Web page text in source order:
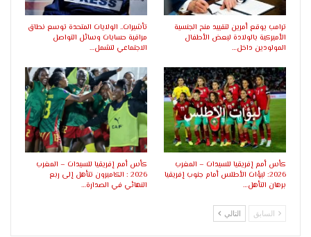
ترامب يوقع أمرين لتقييد منح الجنسية
الأميركية بالولادة لبعض الأطفال
المولودين داخل…
تأشيرات.. الولايات المتحدة توسع نطاق
مراقبة حسابات وسائل التواصل
الاجتماعي لتشمل…
كأس أمم إفريقيا للسيدات – المغرب
2026: لبؤات الأطلس أمام جنوب إفريقيا
برهان التأهل…
كأس أمم إفريقيا للسيدات – المغرب
2026 : الكاميرون تتأهل إلى ربع
النهائي في الصدارة…
السابق التالي